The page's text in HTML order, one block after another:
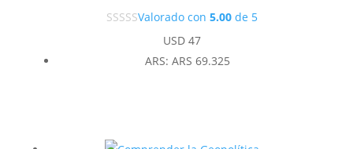
Valorado con 5.00de 5
USD47
ARS: ARS 69.325